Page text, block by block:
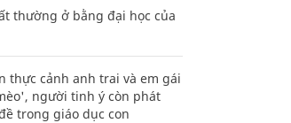
thường ở bằng đại học của
thực cảnh anh trai và em gái
người tinh ý còn phát
trong giáo dục con